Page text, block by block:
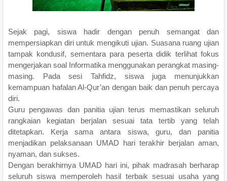
Sejak pagi, siswa hadir dengan penuh semangat dan
mempersiapkan diri untuk mengikuti ujian. Suasana ruang ujian
tampak kondusif, sementara para peserta didik terlihat fokus
mengerjakan soal Informatika menggunakan perangkat masing-
masing. Pada sesi Tahfidz, siswa juga menunjukkan
kemampuan hafalan Al-Qur’an dengan baik dan penuh percaya
diri.
Guru pengawas dan panitia ujian terus memastikan seluruh
rangkaian kegiatan berjalan sesuai tata tertib yang telah
ditetapkan. Kerja sama antara siswa, guru, dan panitia
menjadikan pelaksanaan UMAD hari terakhir berjalan aman,
nyaman, dan sukses.
Dengan berakhirnya UMAD hari ini, pihak madrasah berharap
seluruh siswa memperoleh hasil terbaik sesuai usaha yang